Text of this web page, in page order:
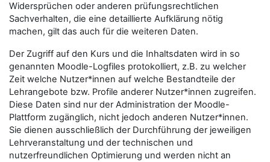
Widersprüchen oder anderen prüfungsrechtlichen
Sachverhalten, die eine detaillierte Aufklärung nötig
machen, gilt das auch für die weiteren Daten.
Der Zugriff auf den Kurs und die Inhaltsdaten wird in so
genannten Moodle-Logfiles protokolliert, z.B. zu welcher
Zeit welche Nutzer*innen auf welche Bestandteile der
Lehrangebote bzw. Profile anderer Nutzer*innen zugreifen.
Diese Daten sind nur der Administration der Moodle-
Plattform zugänglich, nicht jedoch anderen Nutzer*innen.
Sie dienen ausschließlich der Durchführung der jeweiligen
Lehrveranstaltung und der technischen und
nutzerfreundlichen Optimierung und werden nicht an